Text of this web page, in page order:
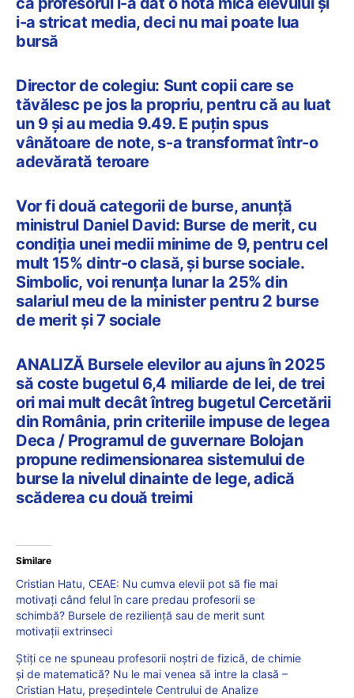
i-a stricat media, deci nu mai poate lua
bursă
Director de colegiu: Sunt copii care se
tăvălesc pe jos la propriu, pentru că au luat
un 9 și au media 9.49. E puțin spus
vânătoare de note, s-a transformat într-o
adevărată teroare
Vor fi două categorii de burse, anunță
ministrul Daniel David: Burse de merit, cu
condiția unei medii minime de 9, pentru cel
mult 15% dintr-o clasă, și burse sociale.
Simbolic, voi renunța lunar la 25% din
salariul meu de la minister pentru 2 burse
de merit și 7 sociale
ANALIZĂ Bursele elevilor au ajuns în 2025
să coste bugetul 6,4 miliarde de lei, de trei
ori mai mult decât întreg bugetul Cercetării
din România, prin criteriile impuse de legea
Deca / Programul de guvernare Bolojan
propune redimensionarea sistemului de
burse la nivelul dinainte de lege, adică
scăderea cu două treimi
Similare
Cristian Hatu, CEAE: Nu cumva elevii pot să fie mai
motivați când felul în care predau profesorii se
schimbă? Bursele de reziliență sau de merit sunt
motivații extrinseci
Știți ce ne spuneau profesorii noștri de fizică, de chimie
și de matematică? Nu le mai venea să intre la clasă –
Cristian Hatu, președintele Centrului de Analize